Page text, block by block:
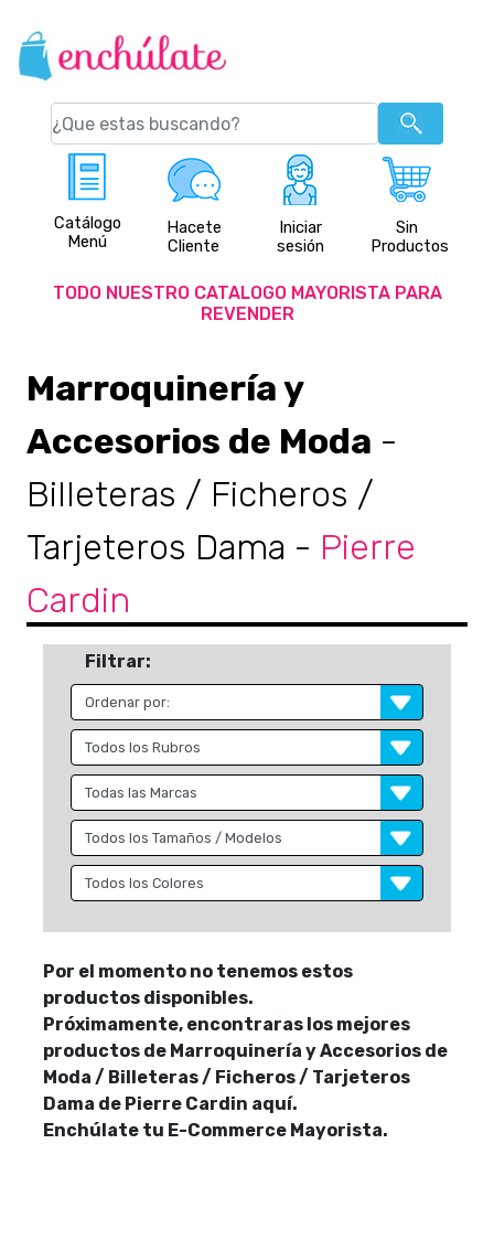
Catálogo
Menú
Hacete
Cliente
Iniciar
sesión
Sin
Productos
TODO NUESTRO CATALOGO MAYORISTA PARA
REVENDER
Marroquinería y
Accesorios de Moda -
Billeteras / Ficheros /
Tarjeteros Dama - Pierre
Cardin
Filtrar:
Por el momento no tenemos estos
productos disponibles.
Próximamente, encontraras los mejores
productos de Marroquinería y Accesorios de
Moda / Billeteras / Ficheros / Tarjeteros
Dama de Pierre Cardin aquí.
Enchúlate tu E-Commerce Mayorista.